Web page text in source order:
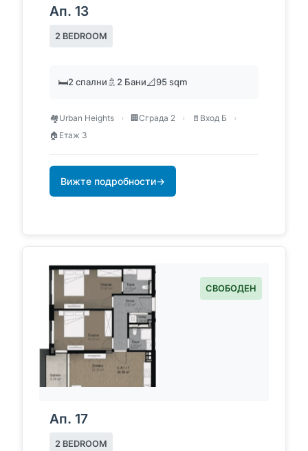
Ап. 13
2 BEDROOM
🛏️2 спални🚿 2 Бани📐95 sqm
🏘️Urban Heights › 🏢Сграда 2 › 🚪 Вход Б
›
🏠 Етаж 3
Вижте подробности→
СВОБОДЕН
Ап. 17
2 BEDROOM